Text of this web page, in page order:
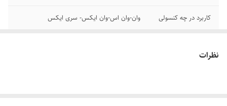
کاربرد در چه کنسولی وان-وان اس-وان ایکس- سری ایکس
نظرات